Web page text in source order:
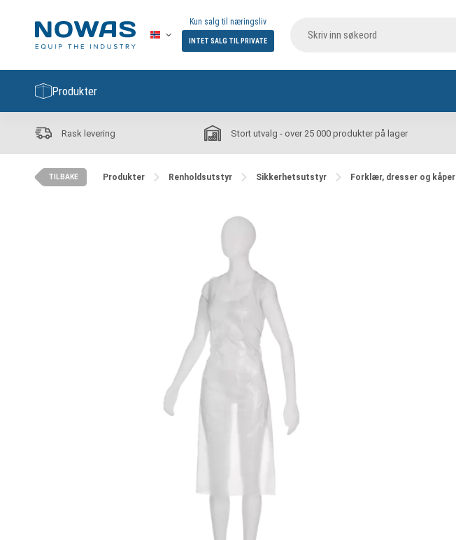
Kun salg til næringsliv
INTET SALG TIL PRIVATE
Produkter
Rask levering Stort utvalg - over 25 000 produkter på lager
TILBAKE Produkter Renholdsutstyr Sikkerhetsutstyr Forklær, dresser og kåper